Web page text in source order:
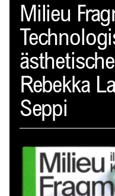
Spector
PROFIL
INDEX
Milieu
Rebekka
Seppi